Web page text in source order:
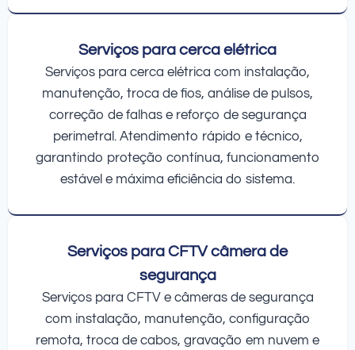
Serviços para cerca elétrica
Serviços para cerca elétrica com instalação,
manutenção, troca de fios, análise de pulsos,
correção de falhas e reforço de segurança
perimetral. Atendimento rápido e técnico,
garantindo proteção contínua, funcionamento
estável e máxima eficiência do sistema.
Serviços para CFTV câmera de
segurança
Serviços para CFTV e câmeras de segurança
com instalação, manutenção, configuração
remota, troca de cabos, gravação em nuvem e